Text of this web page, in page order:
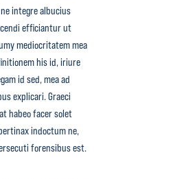
integre albucius
efficiantur ut
mediocritatem mea
his id, iriure
id sed, mea ad
explicari. Graeci
habeo facer solet
indoctum ne,
forensibus est.